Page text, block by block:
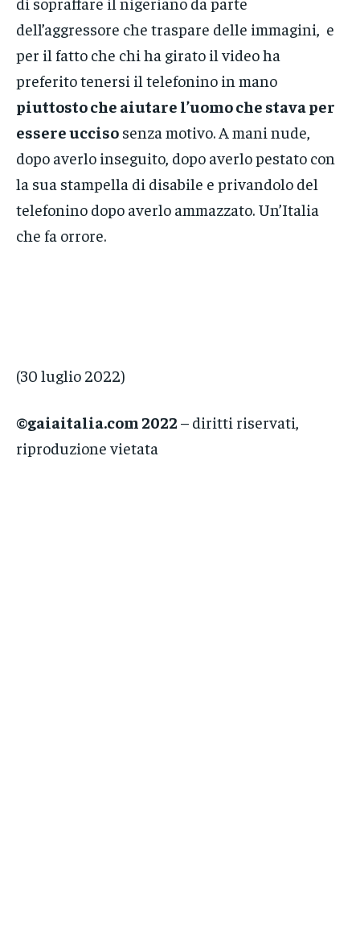
dell’aggressore che traspare delle immagini, e
per il fatto che chi ha girato il video ha
preferito tenersi il telefonino in mano
piuttosto che aiutare l’uomo che stava per
essere ucciso senza motivo. A mani nude,
dopo averlo inseguito, dopo averlo pestato con
la sua stampella di disabile e privandolo del
telefonino dopo averlo ammazzato. Un’Italia
che fa orrore.
(30 luglio 2022)
©gaiaitalia.com 2022 – diritti riservati,
riproduzione vietata